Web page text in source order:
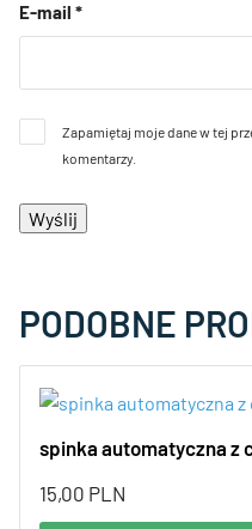
E-mail *
Zapamiętaj moje dane w tej
komentarzy.
PODOBNE
spinka automatyczna z
15,00 PLN